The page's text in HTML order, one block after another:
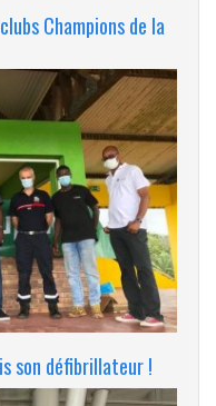
Champions de la
son défibrillateur !